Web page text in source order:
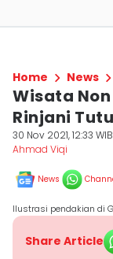
Home News
Wisata
Rinjani
30 Nov 2021, 12:33 WIB
Ahmad Viqi
News
Ilustrasi pendakian di
Share Article